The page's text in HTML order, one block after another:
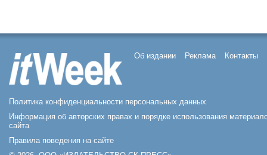
Об издании Реклама Контакты
Политика конфиденциальности персональных данных
Информация об авторских правах и порядке использования
сайта
Правила поведения на сайте